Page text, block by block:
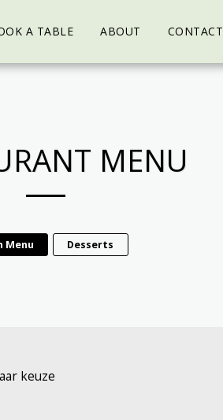
A TABLE ABOUT CONTACT
MENU
Menu Desserts
keuze